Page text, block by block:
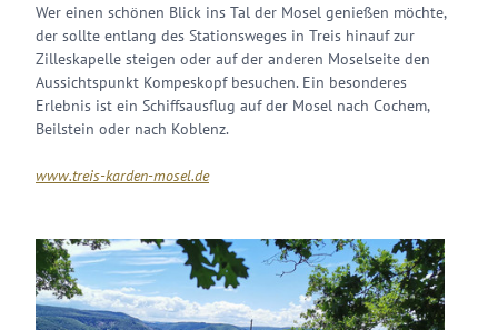
Wer einen schönen Blick ins Tal der Mosel genießen möchte,
der sollte entlang des Stationsweges in Treis hinauf zur
Zilleskapelle steigen oder auf der anderen Moselseite den
Aussichtspunkt Kompeskopf besuchen. Ein besonderes
Erlebnis ist ein Schiffsausflug auf der Mosel nach Cochem,
Beilstein oder nach Koblenz.
www.treis-karden-mosel.de